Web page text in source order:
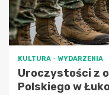
KULTURA WYDARZENIA
Uroczystości z
Polskiego w